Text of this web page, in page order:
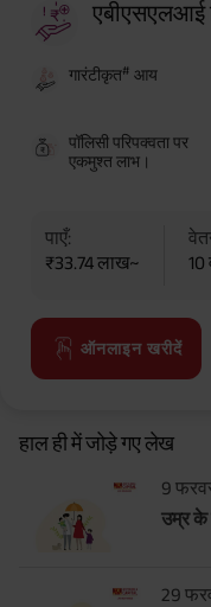
एबीएसएलआई
गारंटीकृत# आय
पॉलिसी परिपक्वता पर
एकमुश्त लाभ।
पाएँ:
₹33.74 लाख~
10
ऑनलाइन खरीदें
हाल ही में जोड़े गए लेख
9
उम्र के
29